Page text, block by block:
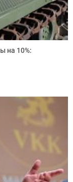
на 10%: